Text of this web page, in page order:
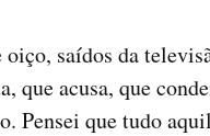
oiço, saídos da
que acusa, que
Pensei que tudo